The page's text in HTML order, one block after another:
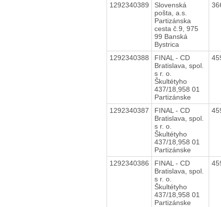
1292340389
Slovenská
pošta, a.s.
Partizánska
cesta č.9, 975
99 Banská
Bystrica
1292340388
FINAL - CD
Bratislava, spol.
s r. o.
Škultétyho
437/18,958 01
Partizánske
1292340387
FINAL - CD
Bratislava, spol.
s r. o.
Škultétyho
437/18,958 01
Partizánske
1292340386
FINAL - CD
Bratislava, spol.
s r. o.
Škultétyho
437/18,958 01
Partizánske